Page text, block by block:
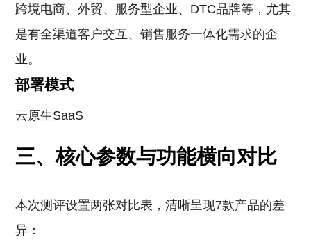
跨境电商、外贸、服务型企业、DTC品牌等，尤其
是有全渠道客户交互、销售服务一体化需求的企
业。
部署模式
云原生SaaS
三、核心参数与功能横向对比
本次测评设置两张对比表，清晰呈现7款产品的差
异：